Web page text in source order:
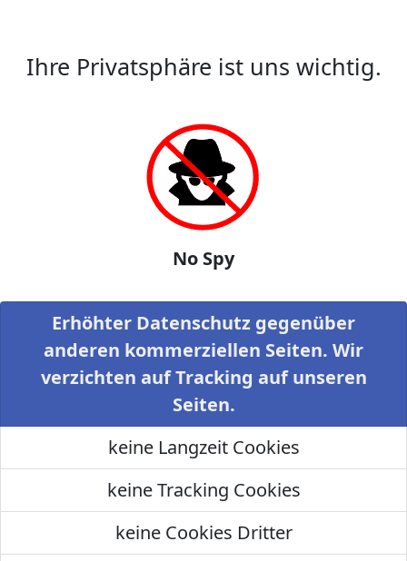
Ihre Privatsphäre ist uns wichtig.
No Spy
Erhöhter Datenschutz gegenüber
anderen kommerziellen Seiten. Wir
verzichten auf Tracking auf unseren
Seiten.
keine Langzeit Cookies
keine Tracking Cookies
keine Cookies Dritter